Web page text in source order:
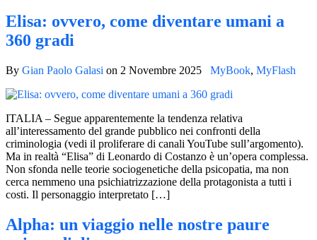
Elisa: ovvero, come diventare umani a
360 gradi
By Gian Paolo Galasi on 2 Novembre 2025 MyBook, MyFlash
ITALIA – Segue apparentemente la tendenza relativa
all’interessamento del grande pubblico nei confronti della
criminologia (vedi il proliferare di canali YouTube sull’argomento).
Ma in realtà “Elisa” di Leonardo di Costanzo è un’opera complessa.
Non sfonda nelle teorie sociogenetiche della psicopatia, ma non
cerca nemmeno una psichiatrizzazione della protagonista a tutti i
costi. Il personaggio interpretato […]
Alpha: un viaggio nelle nostre paure